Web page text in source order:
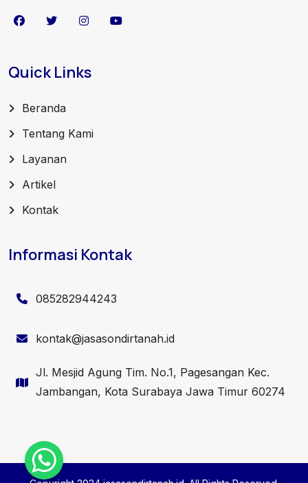
Quick Links
Beranda
Tentang Kami
Layanan
Artikel
Kontak
Informasi Kontak
085282944243
kontak@jasasondirtanah.id
Jl. Mesjid Agung Tim. No.1, Pagesangan Kec.
Jambangan, Kota Surabaya Jawa Timur 60274